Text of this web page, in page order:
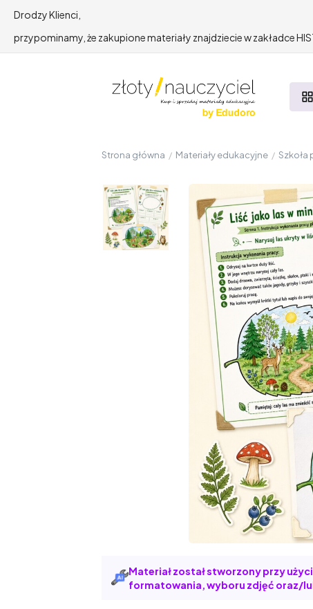
Drodzy Klienci,
przypominamy, że zakupione materiały znajdziecie w zakładce
Strona główna / Materiały edukacyjne /
Materiał został stworzony przy
formatowania, wyboru zdjęć oraz/